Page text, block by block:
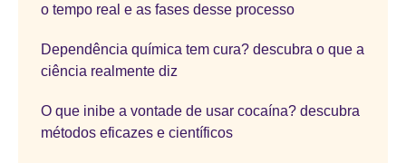
o tempo real e as fases desse processo
Dependência química tem cura? descubra o que a
ciência realmente diz
O que inibe a vontade de usar cocaína? descubra
métodos eficazes e científicos